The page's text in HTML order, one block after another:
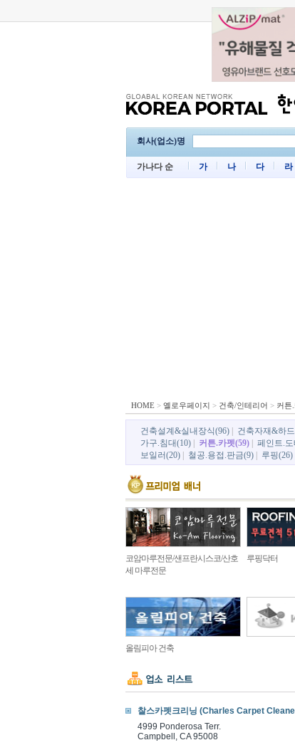
회사(업소)명
가나다 순 가 나 다 라
HOME > 옐로우페이지 > 건축/인테리어 > 커튼
건축설계&실내장식(96) 건축자재&하
가구.침대(10)
커튼.카펫(59) 페인트.도
보일러(20)
철공.용접.판금(9) 루핑(26)
코암마루전문/샌프란시스코/산호
세 마루전문
루핑닥터
올림피아 건축
찰스카펫크리닝 (Charles Carpet
4999 Ponderosa Terr.
Campbell, CA 95008